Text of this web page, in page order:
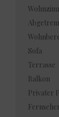
Sofa
Terrasse
Balkon
Privater